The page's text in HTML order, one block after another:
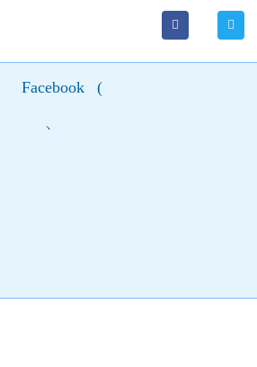
ними вы сможете пообщаться, узнать много нового и
Facebook (
)